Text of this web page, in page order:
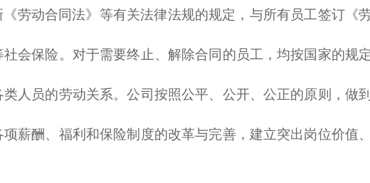
劳动合同法》等有关法律法规的规定，与所有员工签订《
会保险。对于需要终止、解除合同的员工，均按国家的规定
人员的劳动关系。公司按照公平、公开、公正的原则，做
薪酬、福利和保险制度的改革与完善，建立突出岗位价值